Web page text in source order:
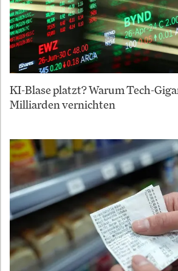
KI-Blase platzt? Warum Tech-
Milliarden vernichten